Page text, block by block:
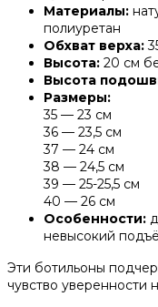
Материалы:
полиуретан
Обхват верха:
Высота: 20 см
Высота
Размеры:
35 — 23 см
36 — 23,5 см
37 — 24 см
38 — 24,5 см
39 — 25-25,5 см
40 — 26 см
Особенности:
невысокий
Эти ботильоны
чувство уверенности